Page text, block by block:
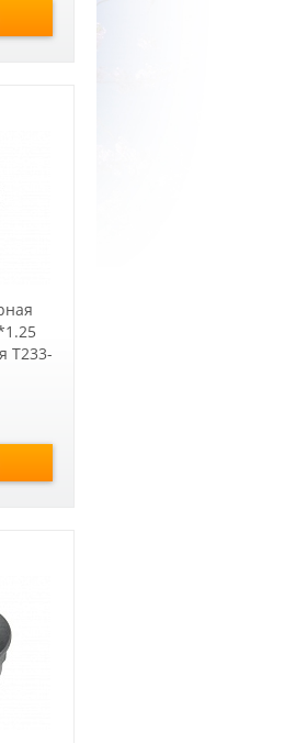
Т233-